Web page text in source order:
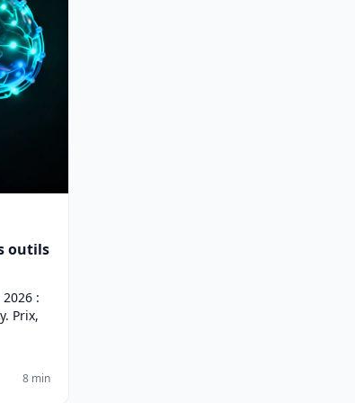
outils
:
Prix,
8 min